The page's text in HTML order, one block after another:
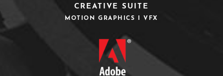
CREATIVE SUITE
MOTION GRAPHICS I VFX